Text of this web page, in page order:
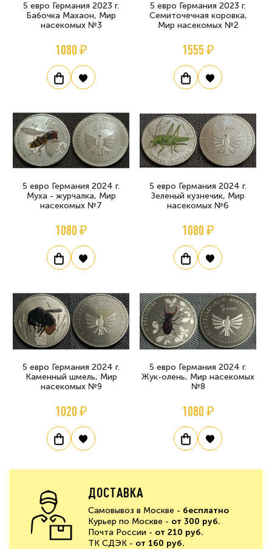
5 евро Германия 2023 г.
Бабочка Махаон, Мир
насекомых №3
1080 ₽
5 евро Германия 2023 г.
Семиточечная коровка,
Мир насекомых №2
1555 ₽
5 евро Германия 2024 г.
Муха - журчалка, Мир
насекомых №7
1080 ₽
5 евро Германия 2024 г.
Зеленый кузнечик, Мир
насекомых №6
1080 ₽
5 евро Германия 2024 г.
Каменный шмель, Мир
насекомых №9
1020 ₽
5 евро Германия 2024 г.
Жук-олень, Мир насекомых
№8
1080 ₽
ДОСТАВКА
Самовывоз в Москве - бесплатно
Курьер по Москве - от 300 руб.
Почта России - от 210 руб.
ТК СДЭК - от 160 руб.